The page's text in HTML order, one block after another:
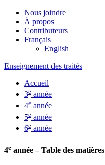
Nous joindre
À propos
Contributeurs
Français
English
Enseignement des traités
Accueil
3e année
4e année
5e année
6e année
4e année – Table des matières